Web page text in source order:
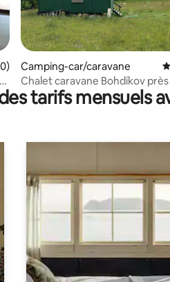
4,67 sur 5
moyenne sur la base de 10
Camping-car/caravane
Chalet caravane Bohdíkov
Hanušovice dans les Jeseníky
tarifs mensuels